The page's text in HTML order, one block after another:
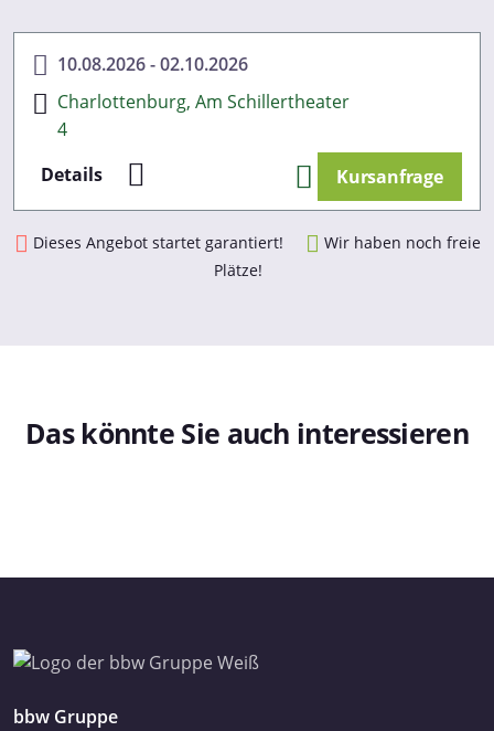
Datenschutzerklärung
Impressum
10.08.2026 - 02.10.2026
Charlottenburg, Am Schillertheater
4
Details
Kursanfrage
Dieses Angebot startet garantiert!
Wir haben noch freie
Plätze!
Das könnte Sie auch interessieren
bbw Gruppe